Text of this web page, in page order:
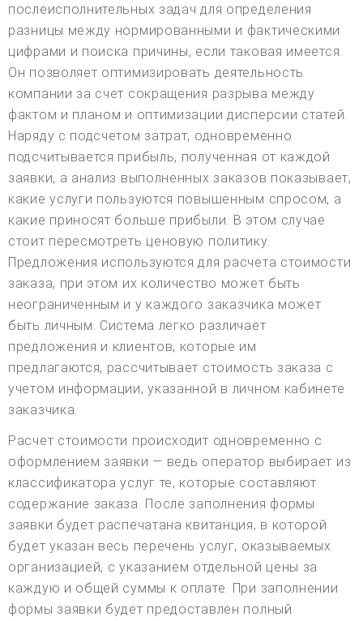
послеисполнительных задач для определения
разницы между нормированными и фактическими
цифрами и поиска причины, если таковая имеется.
Он позволяет оптимизировать деятельность
компании за счет сокращения разрыва между
фактом и планом и оптимизации дисперсии статей.
Наряду с подсчетом затрат, одновременно
подсчитывается прибыль, полученная от каждой
заявки, а анализ выполненных заказов показывает,
какие услуги пользуются повышенным спросом, а
какие приносят больше прибыли. В этом случае
стоит пересмотреть ценовую политику.
Предложения используются для расчета стоимости
заказа, при этом их количество может быть
неограниченным и у каждого заказчика может
быть личным. Система легко различает
предложения и клиентов, которые им
предлагаются, рассчитывает стоимость заказа с
учетом информации, указанной в личном кабинете
заказчика.
Расчет стоимости происходит одновременно с
оформлением заявки — ведь оператор выбирает из
классификатора услуг те, которые составляют
содержание заказа. После заполнения формы
заявки будет распечатана квитанция, в которой
будет указан весь перечень услуг, оказываемых
организацией, с указанием отдельной цены за
каждую и общей суммы к оплате. При заполнении
формы заявки будет предоставлен полный